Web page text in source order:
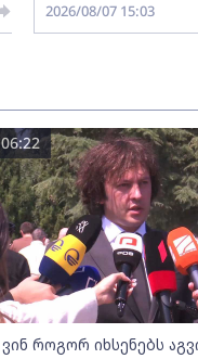
2026/08/07 15:03
ვინ როგორ იხსენებს
06:22